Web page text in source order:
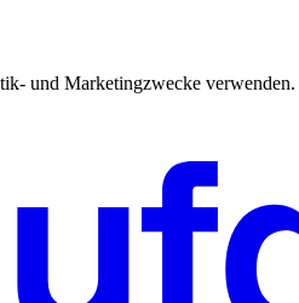
und Marketingzwecke